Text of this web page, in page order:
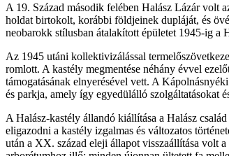
A 19. Század második felében Halász Lázár volt
holdat birtokolt, korábbi földjeinek dupláját, és
neobarokk stílusban átalakított épületet 1945-ig a
Az 1945 utáni kollektivizálással
romlott. A kastély megmentése néhány évvel
támogatásának elnyerésével vett. A
és parkja, amely így egyedülálló szolgáltatásokat
A Halász-kastély állandó kiállítása a Halász
eligazodni a kastély izgalmas és változatos
után a XX. század eleji állapot visszaállítása volt